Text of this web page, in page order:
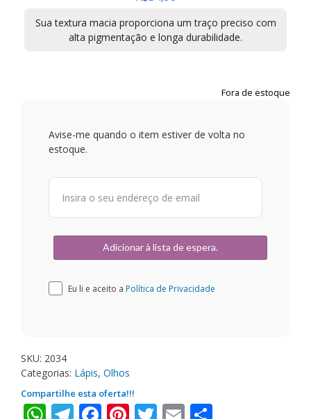
Sua textura macia proporciona um traço preciso com
alta pigmentação e longa durabilidade.
Fora de estoque
Avise-me quando o item estiver de volta no
estoque.
Eu li e aceito a Política de Privacidade
SKU: 2034
Categorias: Lápis, Olhos
Compartilhe esta oferta!!!